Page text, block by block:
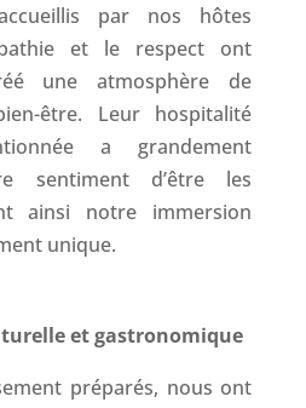
par nos hôtes
et le respect ont
une atmosphère de
être. Leur hospitalité
a grandement
sentiment d’être les
ainsi notre immersion
unique.
et gastronomique
préparés, nous ont